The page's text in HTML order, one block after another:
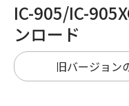
IC-905/IC-
ンロード
旧バージョン